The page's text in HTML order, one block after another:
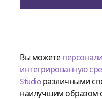
Вы можете
интегрированную
Studioразличными
наилучшим образом